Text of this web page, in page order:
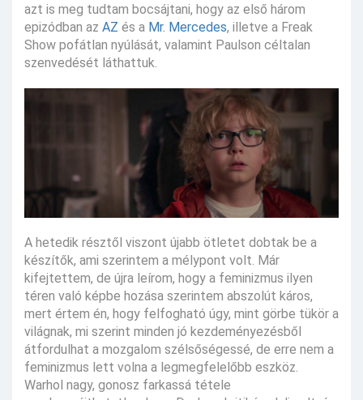
azt is meg tudtam bocsájtani, hogy az első három
epizódban az AZ és a Mr. Mercedes, illetve a Freak
Show pofátlan nyúlását, valamint Paulson céltalan
szenvedését láthattuk.
A hetedik résztől viszont újabb ötletet dobtak be a
készítők, ami szerintem a mélypont volt. Már
kifejtettem, de újra leírom, hogy a feminizmus ilyen
téren való képbe hozása szerintem abszolút káros,
mert értem én, hogy felfogható úgy, mint görbe tükör a
világnak, mi szerint minden jó kezdeményezésből
átfordulhat a mozgalom szélsőségessé, de erre nem a
feminizmus lett volna a legmegfelelőbb eszköz.
Warhol nagy, gonosz farkassá tétele